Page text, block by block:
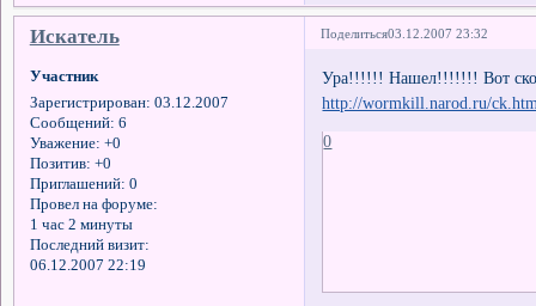
Поделиться03.12.2007 23:32
Искатель
Участник
Зарегистрирован: 03.12.2007
Сообщений: 6
Уважение: +0
Позитив: +0
Приглашений: 0
Провел на форуме:
1 час 2 минуты
Последний визит:
06.12.2007 22:19
Ура!!!!!! Нашел!!!!!!! Вот
http://wormkill.narod.ru/
0